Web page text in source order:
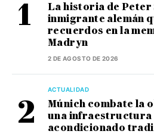
La historia de Peter
inmigrante alemán
recuerdos en la
Madryn
2 DE AGOSTO DE 2026
ACTUALIDAD
Múnich combate la
una infraestructura
acondicionado